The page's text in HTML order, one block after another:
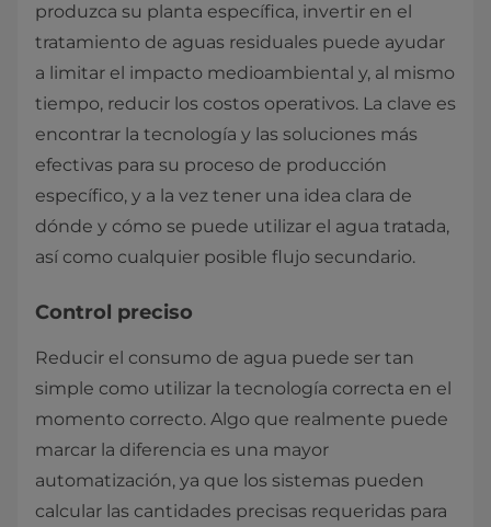
produzca su planta específica, invertir en el
tratamiento de aguas residuales puede ayudar
a limitar el impacto medioambiental y, al mismo
tiempo, reducir los costos operativos. La clave es
encontrar la tecnología y las soluciones más
efectivas para su proceso de producción
específico, y a la vez tener una idea clara de
dónde y cómo se puede utilizar el agua tratada,
así como cualquier posible flujo secundario.
Control preciso
Reducir el consumo de agua puede ser tan
simple como utilizar la tecnología correcta en el
momento correcto. Algo que realmente puede
marcar la diferencia es una mayor
automatización, ya que los sistemas pueden
calcular las cantidades precisas requeridas para